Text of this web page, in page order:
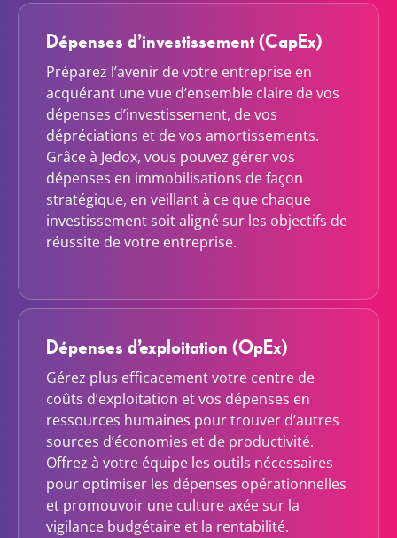
Dépenses d’investissement (CapEx)
Préparez l’avenir de votre entreprise en
acquérant une vue d’ensemble claire de vos
dépenses d’investissement, de vos
dépréciations et de vos amortissements.
Grâce à Jedox, vous pouvez gérer vos
dépenses en immobilisations de façon
stratégique, en veillant à ce que chaque
investissement soit aligné sur les objectifs de
réussite de votre entreprise.
Dépenses d’exploitation (OpEx)
Gérez plus efficacement votre centre de
coûts d’exploitation et vos dépenses en
ressources humaines pour trouver d’autres
sources d’économies et de productivité.
Offrez à votre équipe les outils nécessaires
pour optimiser les dépenses opérationnelles
et promouvoir une culture axée sur la
vigilance budgétaire et la rentabilité.